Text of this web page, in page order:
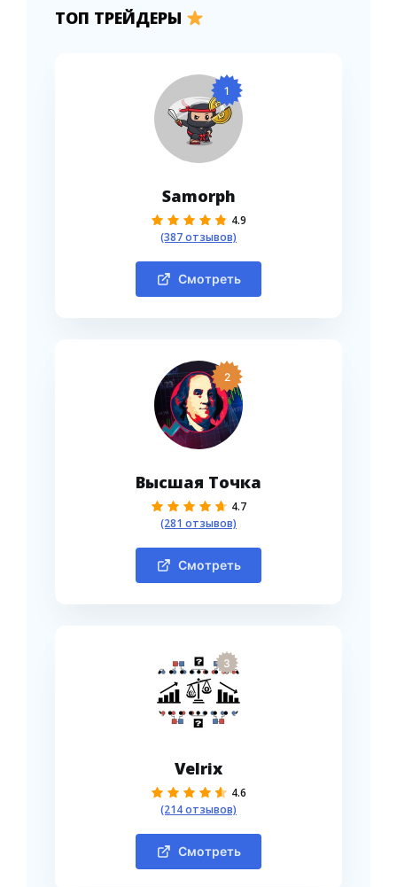
ТОП ТРЕЙДЕРЫ
1
Samorph
4.9
(387 отзывов)
Смотреть
2
Высшая Точка
4.7
(281 отзывов)
Смотреть
3
Velrix
4.6
(214 отзывов)
Смотреть